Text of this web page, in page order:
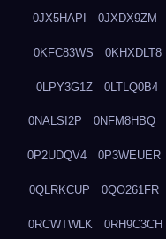
0JX5HAPI 0JXDX9ZM
0KFC83WS 0KHXDLT8
0LPY3G1Z 0LTLQ0B4
0NALSI2P 0NFM8HBQ
0P2UDQV4 0P3WEUER
0QLRKCUP 0QO261FR
0RCWTWLK 0RH9C3CH